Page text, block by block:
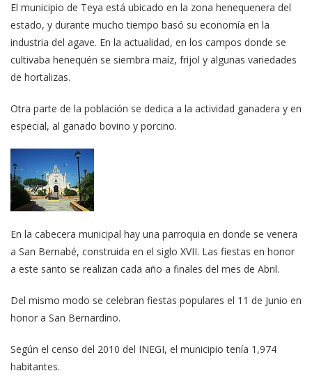
El municipio de Teya está ubicado en la zona henequenera del
estado, y durante mucho tiempo basó su economía en la
industria del agave. En la actualidad, en los campos donde se
cultivaba henequén se siembra maíz, frijol y algunas variedades
de hortalizas.
Otra parte de la población se dedica a la actividad ganadera y en
especial, al ganado bovino y porcino.
En la cabecera municipal hay una parroquia en donde se venera
a San Bernabé, construida en el siglo XVII. Las fiestas en honor
a este santo se realizan cada año a finales del mes de Abril.
Del mismo modo se celebran fiestas populares el 11 de Junio en
honor a San Bernardino.
Según el censo del 2010 del INEGI, el municipio tenía 1,974
habitantes.